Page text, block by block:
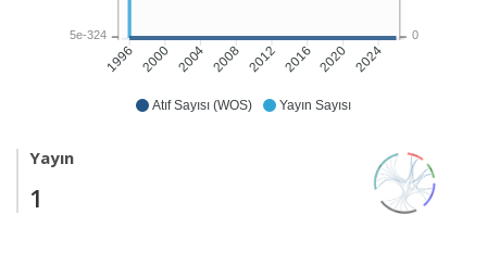
Atıf Sayısı (WOS) Yayın Sayısı
1996 2000 2004 2008 2012 2016 2020 2024
0
5e-324
Yayın
1